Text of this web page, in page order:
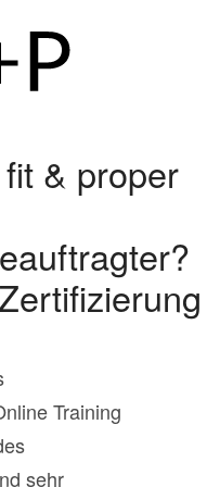
& proper
Training
sehr